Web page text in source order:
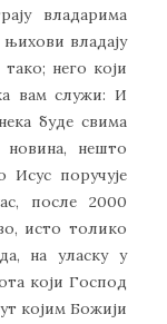
владарима
владају
него који
вам служи: И
буде свима
новина, нешто
Исус поручује
после 2000
исто толико
на уласку у
који Господ
којим Божији